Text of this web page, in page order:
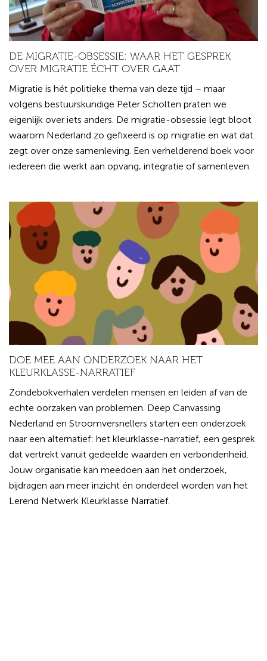
DE MIGRATIE-OBSESSIE: WAAR HET GESPREK
OVER MIGRATIE ÉCHT OVER GAAT
Migratie is hét politieke thema van deze tijd – maar
volgens bestuurskundige Peter Scholten praten we
eigenlijk over iets anders. De migratie-obsessie legt bloot
waarom Nederland zo gefixeerd is op migratie en wat dat
zegt over onze samenleving. Een verhelderend boek voor
iedereen die werkt aan opvang, integratie of samenleven.
DOE MEE AAN ONDERZOEK NAAR HET
KLEURKLASSE-NARRATIEF
Zondebokverhalen verdelen mensen en leiden af van de
echte oorzaken van problemen. Deep Canvassing
Nederland en Stroomversnellers starten een onderzoek
naar een alternatief: het kleurklasse-narratief, een gesprek
dat vertrekt vanuit gedeelde waarden en verbondenheid.
Jouw organisatie kan meedoen aan het onderzoek,
bijdragen aan meer inzicht én onderdeel worden van het
Lerend Netwerk Kleurklasse Narratief.